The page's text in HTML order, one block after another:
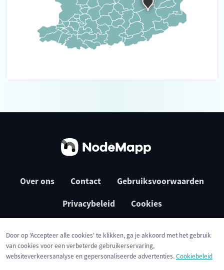
Over ons Contact Gebruiksvoorwaarden
Privacybeleid Cookies
Door op 'Accepteer alle cookies' te klikken, ga je akkoord met het gebruik
van cookies voor een verbeterde gebruikerservaring,
websiteverkeersanalyse en gepersonaliseerde advertenties.Cookiebeleid